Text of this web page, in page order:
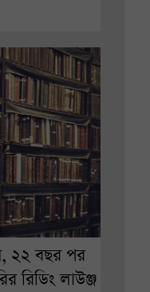
২২ বছর পর
রিডিং লাউঞ্জ